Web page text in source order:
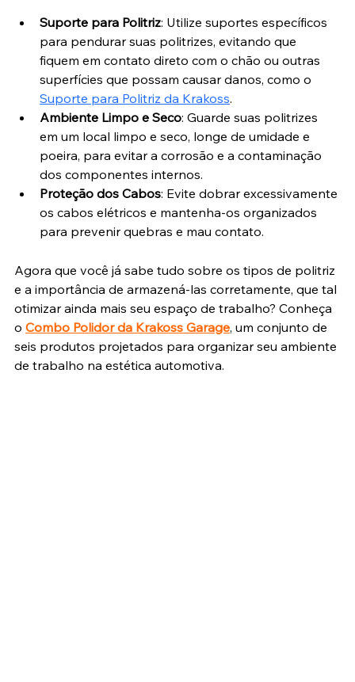
Suporte para Politriz: Utilize suportes específicos
para pendurar suas politrizes, evitando que
fiquem em contato direto com o chão ou outras
superfícies que possam causar danos, como o
Suporte para Politriz da Krakoss.
Ambiente Limpo e Seco: Guarde suas politrizes
em um local limpo e seco, longe de umidade e
poeira, para evitar a corrosão e a contaminação
dos componentes internos.
Proteção dos Cabos: Evite dobrar excessivamente
os cabos elétricos e mantenha-os organizados
para prevenir quebras e mau contato.
Agora que você já sabe tudo sobre os tipos de politriz
e a importância de armazená-las corretamente, que tal
otimizar ainda mais seu espaço de trabalho? Conheça
o Combo Polidor da Krakoss Garage, um conjunto de
seis produtos projetados para organizar seu ambiente
de trabalho na estética automotiva.